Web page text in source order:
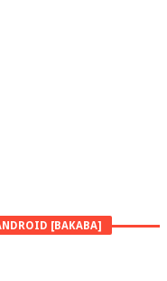
[BAKABA]